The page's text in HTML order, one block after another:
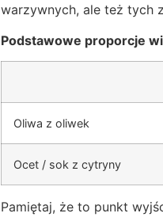
warzywnych, ale też tych
Podstawowe proporcje
Oliwa z oliwek
Ocet / sok z cytryny
Pamiętaj, że to punkt